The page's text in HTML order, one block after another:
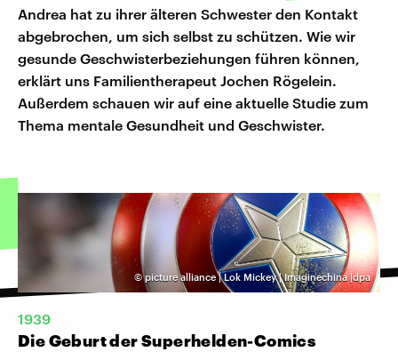
Andrea hat zu ihrer älteren Schwester den Kontakt
abgebrochen, um sich selbst zu schützen. Wie wir
gesunde Geschwisterbeziehungen führen können,
erklärt uns Familientherapeut Jochen Rögelein.
Außerdem schauen wir auf eine aktuelle Studie zum
Thema mentale Gesundheit und Geschwister.
©picture alliance | Lok Mickey | Imaginechina |dpa
1939
Die Geburt der Superhelden-Comics